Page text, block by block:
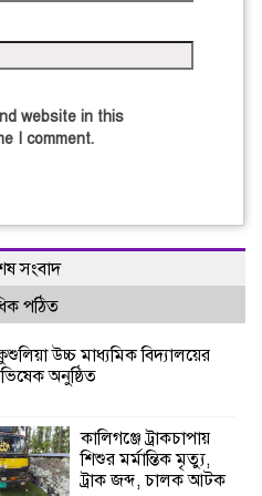
website in this
I comment.
সংবাদ
পঠিত
উচ্চ মাধ্যমিক বিদ্যালয়ের
অনুষ্ঠিত
কালিগঞ্জে ট্রাকচাপায়
শিশুর মর্মান্তিক মৃত্যু,
ট্রাক জব্দ, চালক আটক